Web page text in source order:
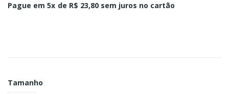
Pague em 5x de R$ 23,80 sem juros no cartão
Tamanho